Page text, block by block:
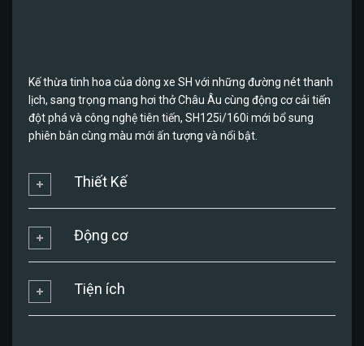
Kế thừa tinh hoa của dòng xe SH với những đường nét thanh
lịch, sang trọng mang hơi thở Châu Âu cùng động cơ cải tiến
đột phá và công nghệ tiên tiến, SH125i/160i mới bổ sung
phiên bản cùng màu mới ấn tượng và nổi bật.
Thiết Kế
Động cơ
Tiện ích